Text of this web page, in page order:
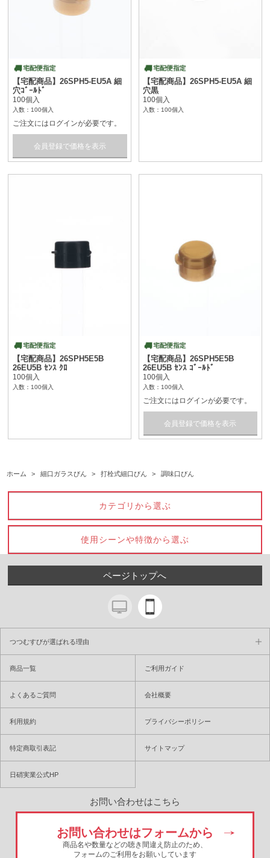
【宅配商品】26SPH5-EU5A 細
穴ｺﾞｰﾙﾄﾞ
100個入
入数：100個入
ご注文にはログインが必要です。
会員登録で価格を表示
【宅配商品】26SPH5-EU5A 細
穴黒
100個入
入数：100個入
【宅配商品】26SPH5E5B
26EU5B ｾﾝｽ ｸﾛ
100個入
入数：100個入
【宅配商品】26SPH5E5B
26EU5B ｾﾝｽ ｺﾞｰﾙﾄﾞ
100個入
入数：100個入
ご注文にはログインが必要です。
会員登録で価格を表示
ホーム > 細口ガラスびん > 打栓式細口びん > 調味口びん
カテゴリから選ぶ
使用シーンや特徴から選ぶ
ページトップへ
つつむすびが選ばれる理由
商品一覧 ご利用ガイド
よくあるご質問 会社概要
利用規約 プライバシーポリシー
特定商取引表記 サイトマップ
日硝実業公式HP
お問い合わせはこちら
お問い合わせはフォームから
商品名や数量などの聴き間違え防止のため、
フォームのご利用をお願いしています